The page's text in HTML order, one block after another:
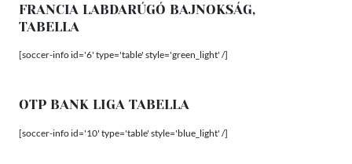
FRANCIA LABDARÚGÓ BAJNOKSÁG,
TABELLA
[soccer-info id='6' type='table' style='green_light' /]
OTP BANK LIGA TABELLA
[soccer-info id='10' type='table' style='blue_light' /]